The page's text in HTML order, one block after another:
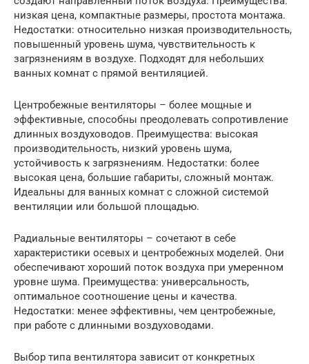
низкая цена, компактные размеры, простота монтажа.
Недостатки: относительно низкая производительность,
повышенный уровень шума, чувствительность к
загрязнениям в воздухе. Подходят для небольших
ванных комнат с прямой вентиляцией.
Центробежные вентиляторы – более мощные и
эффективные, способны преодолевать сопротивление
длинных воздуховодов. Преимущества: высокая
производительность, низкий уровень шума,
устойчивость к загрязнениям. Недостатки: более
высокая цена, большие габариты, сложный монтаж.
Идеальны для ванных комнат с сложной системой
вентиляции или большой площадью.
Радиальные вентиляторы – сочетают в себе
характеристики осевых и центробежных моделей. Они
обеспечивают хороший поток воздуха при умеренном
уровне шума. Преимущества: универсальность,
оптимальное соотношение цены и качества.
Недостатки: менее эффективны, чем центробежные,
при работе с длинными воздуховодами.
Выбор типа вентилятора зависит от конкретных